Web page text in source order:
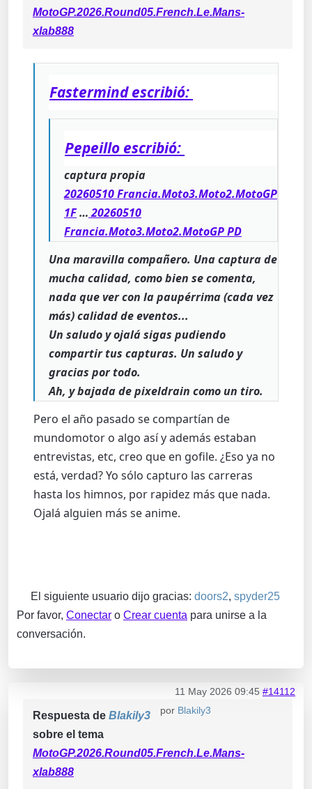
MotoGP.2026.Round05.French.Le.Mans-
xlab888
Fastermind escribió:
Pepeillo escribió:
captura propia
20260510 Francia.Moto3.Moto2.MotoGP
1F…20260510
Francia.Moto3.Moto2.MotoGP PD
Una maravilla compañero. Una captura de
mucha calidad, como bien se comenta,
nada que ver con la paupérrima (cada vez
más) calidad de eventos...
Un saludo y ojalá sigas pudiendo
compartir tus capturas. Un saludo y
gracias por todo.
Ah, y bajada de pixeldrain como un tiro.
Pero el año pasado se compartían de
mundomotor o algo así y además estaban
entrevistas, etc, creo que en gofile. ¿Eso ya no
está, verdad? Yo sólo capturo las carreras
hasta los himnos, por rapidez más que nada.
Ojalá alguien más se anime.
El siguiente usuario dijo gracias: doors2, spyder25
Por favor, Conectar o Crear cuenta para unirse a la
conversación.
11 May 2026 09:45 #14112
por Blakily3
Respuesta de Blakily3
sobre el tema
MotoGP.2026.Round05.French.Le.Mans-
xlab888